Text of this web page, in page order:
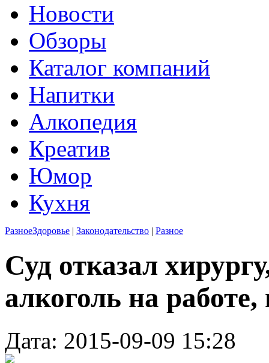
Новости
Обзоры
Каталог компаний
Напитки
Алкопедия
Креатив
Юмор
Кухня
РазноеЗдоровье | Законодательство | Разное
Суд отказал
алкоголь на
Дата: 2015-09-09 15:28